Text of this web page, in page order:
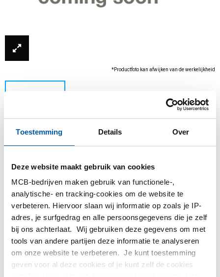
Toestemming Details Over
Deze website maakt gebruik van cookies
MCB-bedrijven maken gebruik van functionele-,
analytische- en tracking-cookies om de website te
verbeteren. Hiervoor slaan wij informatie op zoals je IP-
adres, je surfgedrag en alle persoonsgegevens die je zelf
bij ons achterlaat. Wij gebruiken deze gegevens om met
tools van andere partijen deze informatie te analyseren
om onze website te verbeteren. Je kunt toestemming
geven voor al deze cookies of je kunt zelf de cookies
*Productfoto kan afwijken van de werkelijkheid
Dit product kan niet online besteld worden, voor
meer informatie kunt u afdeling Verkoop
contacteren.
Bestel met uw eigen artikelnummers
Calculeren met actuele MCB-prijzen
Volg uw order via Track&Trace